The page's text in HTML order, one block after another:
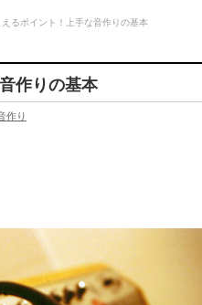
るポイント！上手な音作りの基本
作りの基本
作り